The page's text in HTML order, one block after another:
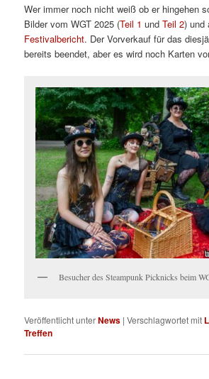
Wer immer noch nicht weiß ob er hingehen
Bilder vom WGT 2025 (Teil 1 undTeil 2) und
Festivalbericht. Der Vorverkauf für das
bereits beendet, aber es wird noch Karten
Besucher des Steampunk Picknicks beim
Veröffentlicht unterNews |Verschlagwortet mit
Treffen